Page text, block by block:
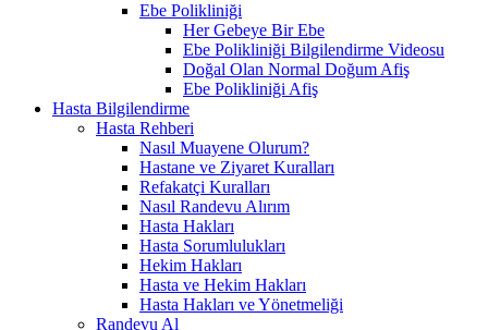
Ebe Polikliniği
Her Gebeye Bir Ebe
Ebe Polikliniği Bilgilendirme Videosu
Doğal Olan Normal Doğum Afiş
Ebe Polikliniği Afiş
Hasta Bilgilendirme
Hasta Rehberi
Nasıl Muayene Olurum?
Hastane ve Ziyaret Kuralları
Refakatçi Kuralları
Nasıl Randevu Alırım
Hasta Hakları
Hasta Sorumlulukları
Hekim Hakları
Hasta ve Hekim Hakları
Hasta Hakları ve Yönetmeliği
Randevu Al